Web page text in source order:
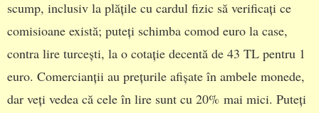
scump, inclusiv la plățile cu cardul fizic să verificați ce
comisioane există; puteți schimba comod euro la case,
contra lire turcești, la o cotație decentă de 43 TL pentru 1
euro. Comercianții au prețurile afișate în ambele monede,
dar veți vedea că cele în lire sunt cu 20% mai mici. Puteți